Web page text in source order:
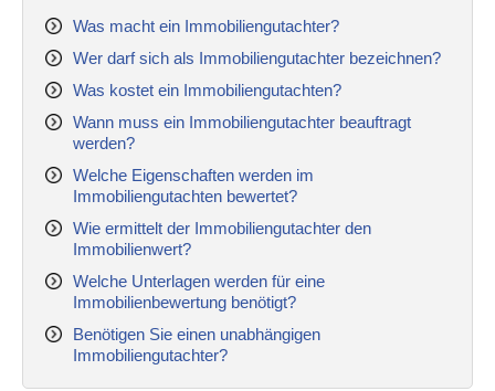
Was macht ein Immobiliengutachter?
Wer darf sich als Immobiliengutachter bezeichnen?
Was kostet ein Immobiliengutachten?
Wann muss ein Immobiliengutachter beauftragt
werden?
Welche Eigenschaften werden im
Immobiliengutachten bewertet?
Wie ermittelt der Immobiliengutachter den
Immobilienwert?
Welche Unterlagen werden für eine
Immobilienbewertung benötigt?
Benötigen Sie einen unabhängigen
Immobiliengutachter?